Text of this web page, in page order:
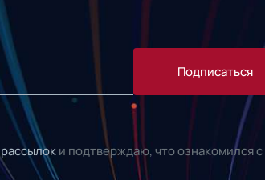
Подписаться
рассылок и подтверждаю, что ознакомился с